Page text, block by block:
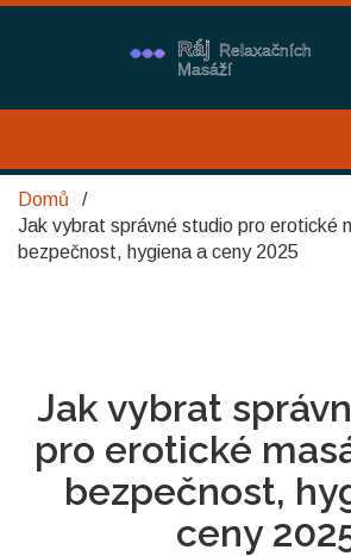
Domů
Jak vybrat správné studio pro erotické
bezpečnost, hygiena a ceny 2025
Jak vybrat
pro erotické
bezpečnost,
ceny